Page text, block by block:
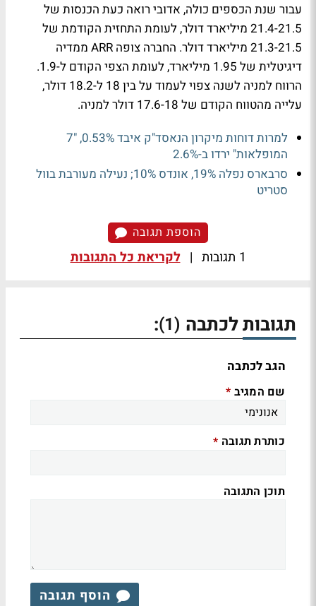
עבור שנת הכספים כולה, אדובי רואה כעת הכנסות של
21.4-21.5 מיליארד דולר, לעומת התחזית הקודמת של
21.3-21.5 מיליארד דולר. החברה צופה ARR ממדיה
דיגיטלית של 1.95 מיליארד, לעומת הצפי הקודם ל-1.9.
הרווח למניה לשנה צפוי לעמוד על בין 18 ל-18.2 דולר,
עלייה מהטווח הקודם של 17.6-18 דולר למניה.
למרות דוחות מיקרון הנאסד"ק איבד 0.53%, "7
המופלאות" ירדו ב-2.6%
סרבארס נפלה 19%, אונדס 10%; נעילה מעורבת בוול
סטריט
הוספת תגובה
1 תגובות | לקריאת כל התגובות
תגובות לכתבה (1)
:
הגב לכתבה
שם המגיב *
כותרת תגובה *
תוכן התגובה
הוסף תגובה